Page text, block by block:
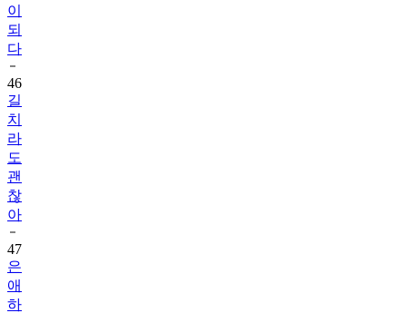
이
되
다
46
길
치
라
도
괜
찮
아
47
은
애
하